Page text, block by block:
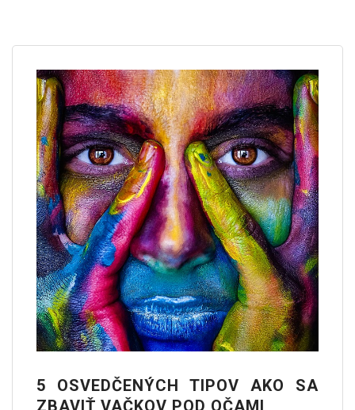
5 OSVEDČENÝCH TIPOV AKO SA
ZBAVIŤ VAČKOV POD OČAMI